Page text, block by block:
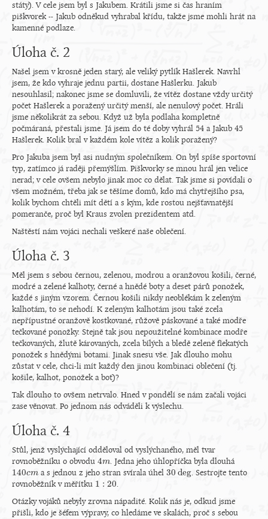
státy). V cele jsem byl s Jakubem. Krátili jsme si čas hraním
piškvorek -- Jakub odněkud vyhrabal křídu, takže jsme mohli hrát na
kamenné podlaze.
Úloha č. 2
Našel jsem v krosně jeden starý, ale veliký pytlík Hašlerek. Navrhl
jsem, že kdo vyhraje jednu partii, dostane Hašlerku. Jakub
nesouhlasil; nakonec jsme se domluvili, že vítěz dostane vždy určitý
počet Hašlerek a poražený určitý menší, ale nenulový počet. Hráli
jsme několikrát za sebou. Když už byla podlaha kompletně
počmáraná, přestali jsme. Já jsem do té doby vyhrál 54 a Jakub 45
Hašlerek. Kolik bral v každém kole vítěz a kolik poražený?
Pro Jakuba jsem byl asi nudným společníkem. On byl spíše sportovní
typ, zatímco já raději přemýšlím. Piškvorky se mnou hrál jen velice
nerad; v cele ovšem nebylo jinak moc co dělat. Tak jsme si povídali o
všem možném, třeba jak se těšíme domů, kdo má chytřejšího psa,
kolik bychom chtěli mít dětí a s kým, kde rostou nejšťavnatější
pomeranče, proč byl Kraus zvolen prezidentem atd.
Naštěstí nám vojáci nechali veškeré naše oblečení.
Úloha č. 3
Měl jsem s sebou černou, zelenou, modrou a oranžovou košili, černé,
modré a zelené kalhoty, černé a hnědé boty a deset párů ponožek,
každé s jiným vzorem. Černou košili nikdy neoblékám k zeleným
kalhotám, to se nehodí. K zeleným kalhotám jsou také zcela
nepřípustné oranžově kostkované, růžově páskované a také modře
tečkované ponožky. Stejně tak jsou nepoužitelné kombinace modře
tečkovaných, žlutě károvaných, zcela bílých a bledě zeleně flekatých
ponožek s hnědými botami. Jinak snesu vše. Jak dlouho mohu
zůstat v cele, chci-li mít každý den jinou kombinaci oblečení (tj.
košile, kalhot, ponožek a bot)?
Tak dlouho to ovšem netrvalo. Hned v pondělí se nám začali vojáci
zase věnovat. Po jednom nás odváděli k výslechu.
Úloha č. 4
Stůl, jenž vyslýchající odděloval od vyslýchaného, měl tvar
rovnoběžníku o obvodu 4m
4m. Jedna jeho úhlopříčka byla dlouhá
140cm
140cm a s jednou z jeho stran svírala úhel30 deg
30deg . Sestrojte tento
rovnoběžník v měřítku 1 : 20
1 20
.
Otázky vojáků nebyly zrovna nápadité. Kolik nás je, odkud jsme
přišli, kdo je šéfem výpravy, co hledáme ve skalách, proč s sebou